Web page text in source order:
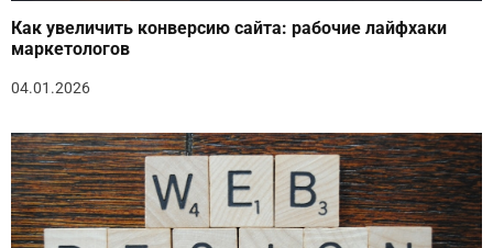
Как увеличить конверсию сайта: рабочие лайфхаки
маркетологов
04.01.2026